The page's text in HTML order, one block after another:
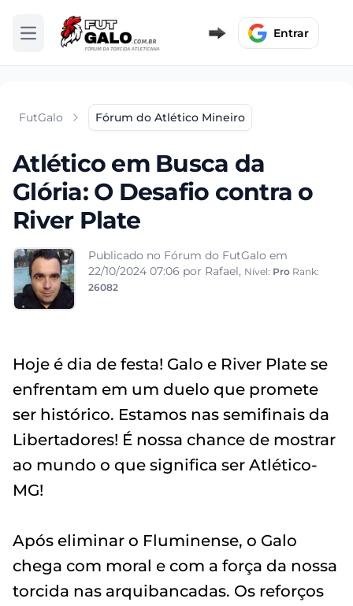
Abrir menu Entrar
FutGalo Fórum do Atlético Mineiro
Atlético em Busca da
Glória: O Desafio contra o
River Plate
Publicado no Fórum do FutGalo em
22/10/2024 07:06 por Rafael, Nível: Pro Rank:
26082
Hoje é dia de festa! Galo e River Plate se
enfrentam em um duelo que promete
ser histórico. Estamos nas semifinais da
Libertadores! É nossa chance de mostrar
ao mundo o que significa ser Atlético-
MG!
Após eliminar o Fluminense, o Galo
chega com moral e com a força da nossa
torcida nas arquibancadas. Os reforços